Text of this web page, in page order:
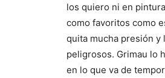
los quiero ni en
como favoritos como
quita mucha presión y
peligrosos. Grimau lo
en lo que va de